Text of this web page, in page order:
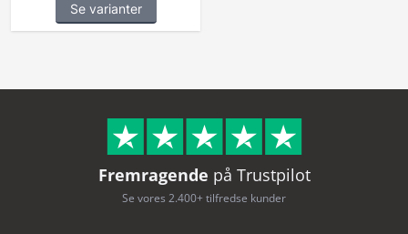
Se varianter
Fremragende på Trustpilot
Se vores 2.400+ tilfredse kunder